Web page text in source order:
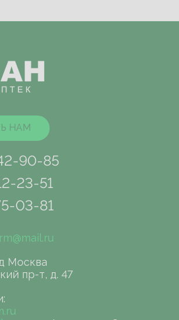
НАМ
90-85
23-51
03-81
Москва
пр-т, д. 47